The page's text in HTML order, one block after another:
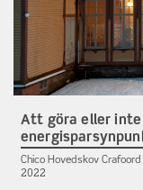
Att göra eller inte
Chico Hovedskov
2022